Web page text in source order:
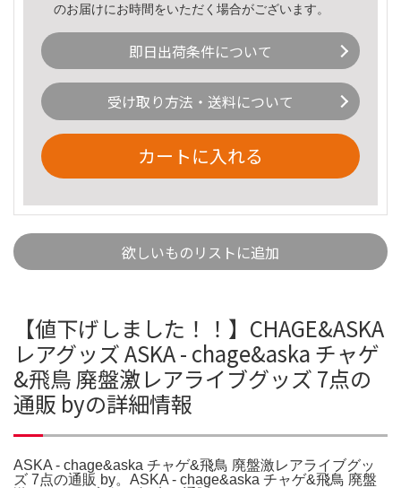
のお届けにお時間をいただく場合がございます。
即日出荷条件について
受け取り方法・送料について
カートに入れる
欲しいものリストに追加
【値下げしました！！】CHAGE&ASKA
レアグッズ ASKA - chage&aska チャゲ
&飛鳥 廃盤激レアライブグッズ 7点の
通販 byの詳細情報
ASKA - chage&aska チャゲ&飛鳥 廃盤激レアライブグッ
ズ 7点の通販 by。ASKA - chage&aska チャゲ&飛鳥 廃盤